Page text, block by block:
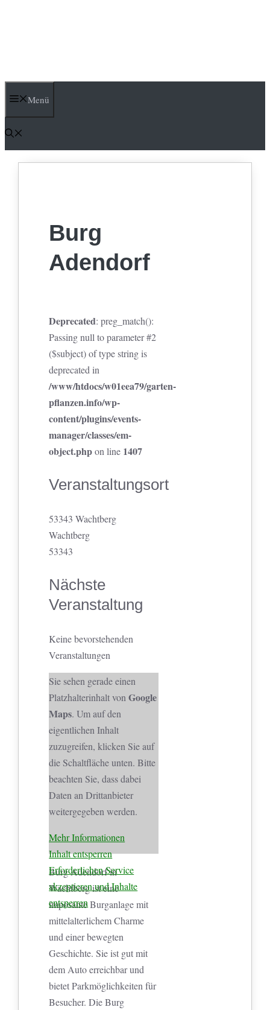
Menü
Burg
Adendorf
Deprecated: preg_match():
Passing null to parameter #2
($subject) of type string is
deprecated in
/www/htdocs/w01eea79/garten-
pflanzen.info/wp-
content/plugins/events-
manager/classes/em-
object.phpon line 1407
Veranstaltungsort
53343 Wachtberg
Wachtberg
53343
Nächste
Veranstaltung
Keine bevorstehenden
Veranstaltungen
Sie sehen gerade einen
Platzhalterinhalt vonGoogle
Maps. Um auf den
eigentlichen Inhalt
zuzugreifen, klicken Sie auf
die Schaltfläche unten. Bitte
beachten Sie, dass dabei
Daten an Drittanbieter
weitergegeben werden.
Mehr Informationen
Inhalt entsperren
Erforderlichen Service
akzeptieren und Inhalte
entsperren
Burg Adendorf in
Wachtberg ist eine
imposante Burganlage mit
mittelalterlichem Charme
und einer bewegten
Geschichte. Sie ist gut mit
dem Auto erreichbar und
bietet Parkmöglichkeiten für
Besucher. Die Burg